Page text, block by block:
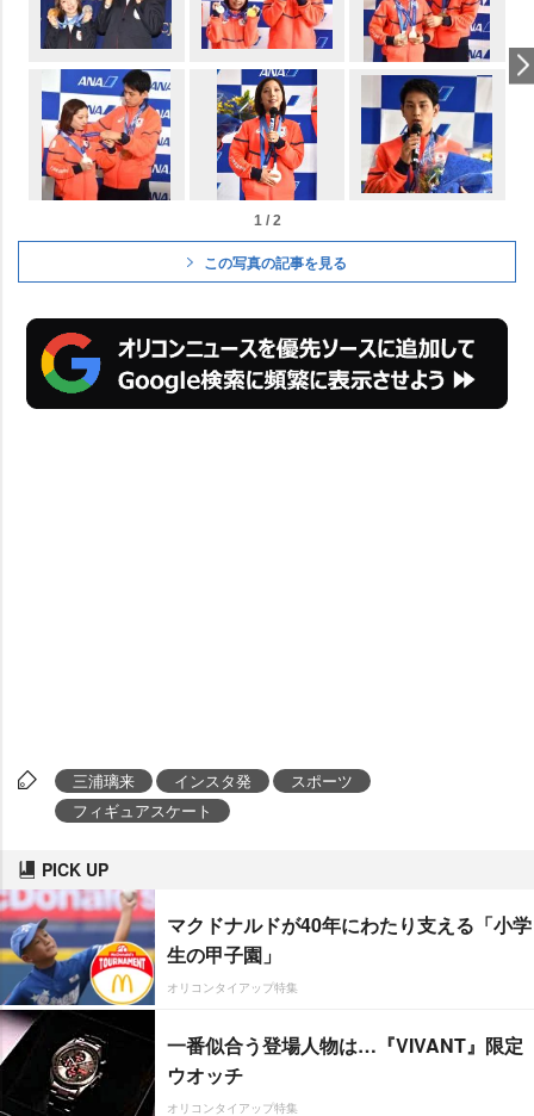
1 / 2
この写真の記事を見る
三浦璃来 インスタ発
スポーツ
フィギュアスケート
PICK UP
マクドナルドが40年にわたり支える「小学
生の甲子園」
オリコンタイアップ特集
一番似合う登場人物は…『VIVANT』限定
ウオッチ
オリコンタイアップ特集